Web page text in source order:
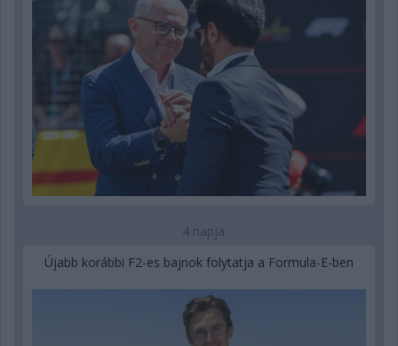
4 napja
Újabb korábbi F2-es bajnok folytatja a Formula-E-ben